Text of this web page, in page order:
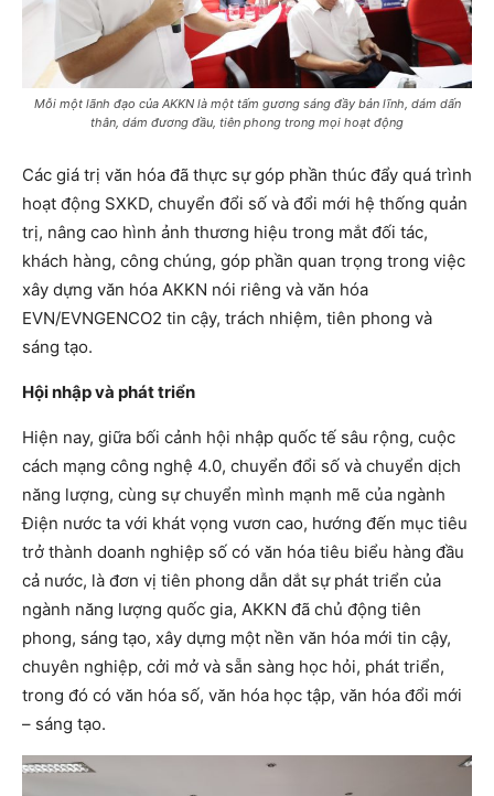
Mỗi một lãnh đạo của AKKN là một tấm gương sáng đầy bản lĩnh, dám dấn
thân, dám đương đầu, tiên phong trong mọi hoạt động
Các giá trị văn hóa đã thực sự góp phần thúc đẩy quá trình
hoạt động SXKD, chuyển đổi số và đổi mới hệ thống quản
trị, nâng cao hình ảnh thương hiệu trong mắt đối tác,
khách hàng, công chúng, góp phần quan trọng trong việc
xây dựng văn hóa AKKN nói riêng và văn hóa
EVN/EVNGENCO2 tin cậy, trách nhiệm, tiên phong và
sáng tạo.
Hội nhập và phát triển
Hiện nay, giữa bối cảnh hội nhập quốc tế sâu rộng, cuộc
cách mạng công nghệ 4.0, chuyển đổi số và chuyển dịch
năng lượng, cùng sự chuyển mình mạnh mẽ của ngành
Điện nước ta với khát vọng vươn cao, hướng đến mục tiêu
trở thành doanh nghiệp số có văn hóa tiêu biểu hàng đầu
cả nước, là đơn vị tiên phong dẫn dắt sự phát triển của
ngành năng lượng quốc gia, AKKN đã chủ động tiên
phong, sáng tạo, xây dựng một nền văn hóa mới tin cậy,
chuyên nghiệp, cởi mở và sẵn sàng học hỏi, phát triển,
trong đó có văn hóa số, văn hóa học tập, văn hóa đổi mới
– sáng tạo.